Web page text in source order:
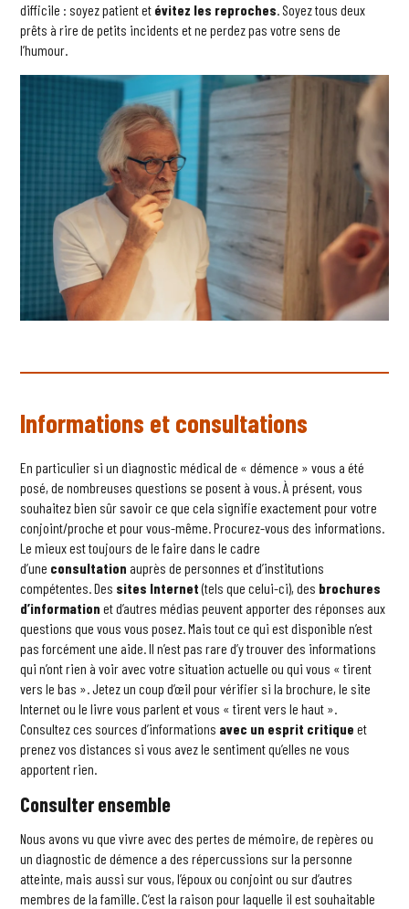
difficile : soyez patient et évitez les reproches. Soyez tous deux
prêts à rire de petits incidents et ne perdez pas votre sens de
l’humour.
Informations et consultations
En particulier si un diagnostic médical de « démence » vous a été
posé, de nombreuses questions se posent à vous. À présent, vous
souhaitez bien sûr savoir ce que cela signifie exactement pour votre
conjoint/proche et pour vous-même. Procurez-vous des informations.
Le mieux est toujours de le faire dans le cadre
d’une consultation auprès de personnes et d’institutions
compétentes. Des sites Internet(tels que celui-ci), des brochures
d’information et d’autres médias peuvent apporter des réponses aux
questions que vous vous posez. Mais tout ce qui est disponible n’est
pas forcément une aide. Il n’est pas rare d’y trouver des informations
qui n’ont rien à voir avec votre situation actuelle ou qui vous « tirent
vers le bas ». Jetez un coup d’œil pour vérifier si la brochure, le site
Internet ou le livre vous parlent et vous « tirent vers le haut ».
Consultez ces sources d’informations avec un esprit critique et
prenez vos distances si vous avez le sentiment qu’elles ne vous
apportent rien.
Consulter ensemble
Nous avons vu que vivre avec des pertes de mémoire, de repères ou
un diagnostic de démence a des répercussions sur la personne
atteinte, mais aussi sur vous, l’époux ou conjoint ou sur d’autres
membres de la famille. C’est la raison pour laquelle il est souhaitable